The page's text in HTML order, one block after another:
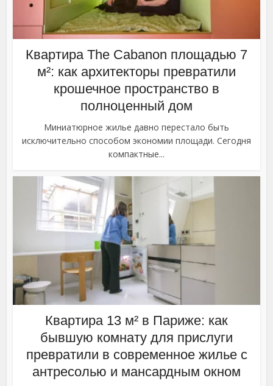
Квартира The Cabanon площадью 7
м²: как архитекторы превратили
крошечное пространство в
полноценный дом
Миниатюрное жилье давно перестало быть
исключительно способом экономии площади. Сегодня
компактные...
Квартира 13 м² в Париже: как
бывшую комнату для прислуги
превратили в современное жилье с
антресолью и мансардным окном